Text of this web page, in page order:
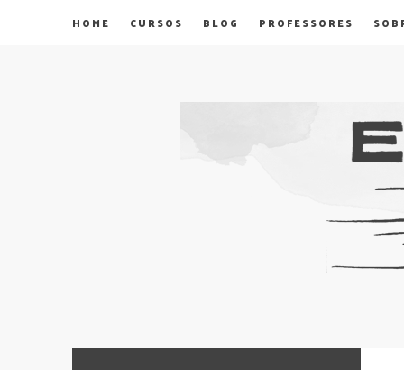
HOME CURSOS BLOG PROFESSORES